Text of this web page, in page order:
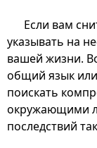
Если вам
указывать на
вашей жизни.
общий язык
поискать
окружающими
последствий